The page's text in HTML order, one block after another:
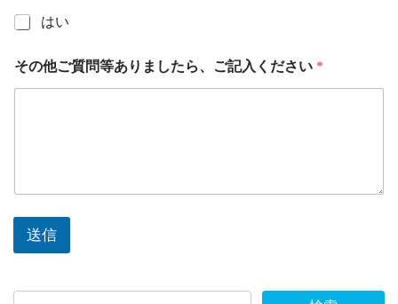
はい
その他ご質問等ありましたら、ご記入ください *
送信